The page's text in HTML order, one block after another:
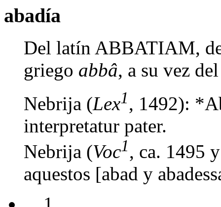
abadía
Del latín ABBATIAM,
griego abbâ, a su vez
Nebrija (Lex1, 1492):
interpretatur pater.
Nebrija (Voc1, ca. 1495
aquestos [abad y